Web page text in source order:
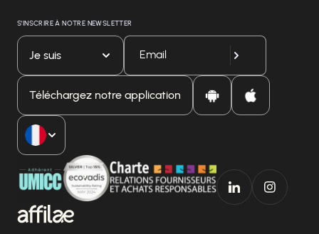
S'INSCRIRE À NOTRE NEWSLETTER
Je suis
Téléchargez notre application